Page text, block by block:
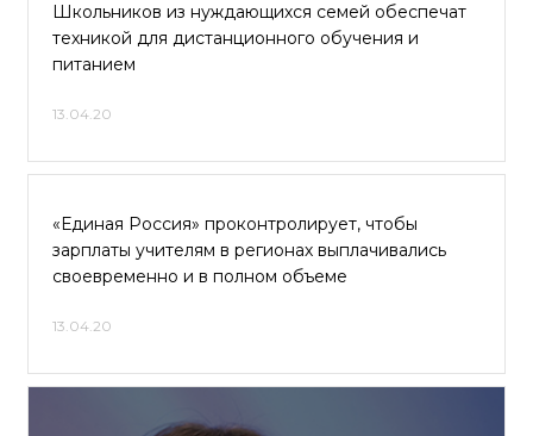
Школьников из нуждающихся семей обеспечат
техникой для дистанционного обучения и
питанием
13.04.20
«Единая Россия» проконтролирует, чтобы
зарплаты учителям в регионах выплачивались
своевременно и в полном объеме
13.04.20